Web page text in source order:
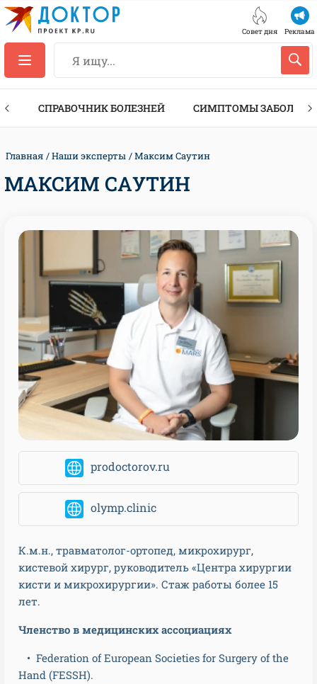
Совет дня Реклама
СПРАВОЧНИК БОЛЕЗНЕЙ СИМПТОМЫ
Главная Наши эксперты Максим Саутин
МАКСИМ САУТИН
prodoctorov.ru
olymp.clinic
К.м.н., травматолог-ортопед, микрохирург,
кистевой хирург, руководитель «Центра хирургии
кисти и микрохирургии». Стаж работы более 15
лет.
Членство в медицинских ассоциациях
• Federation of European Societies for Surgery of the
Hand (FESSH).